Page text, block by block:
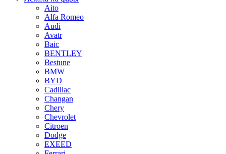
Aito
Alfa Romeo
Audi
Avatr
Baic
BENTLEY
Bestune
BMW
BYD
Cadillac
Changan
Chery
Chevrolet
Citroen
Dodge
EXEED